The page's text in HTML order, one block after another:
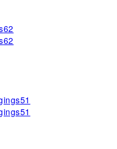
62
62
51
51